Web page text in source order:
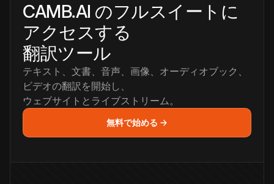
CAMB.AI のフルスイートに
アクセスする
翻訳ツール
テキスト、文書、音声、画像、オーディオブック、
ビデオの翻訳を開始し、
ウェブサイトとライブストリーム。
無料で始める →